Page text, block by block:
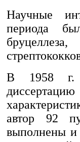
Научные
периода
В 1958 г.
автор 92
выполнены и